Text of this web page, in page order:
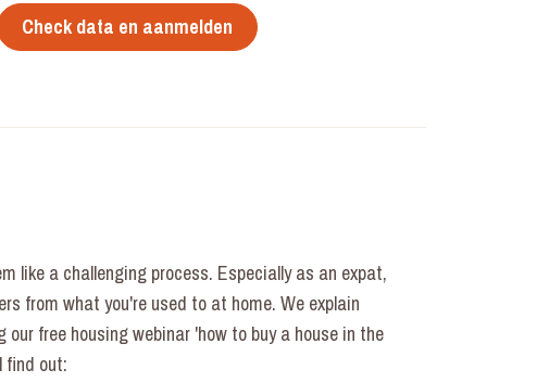
Check data en aanmelden
like a challenging process. Especially as an expat,
from what you're used to at home. We explain
our free housing webinar 'how to buy a house in the
find out: